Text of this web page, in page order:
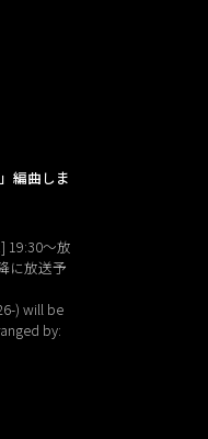
編曲しま
19:30～放
に放送予
) will be
by: